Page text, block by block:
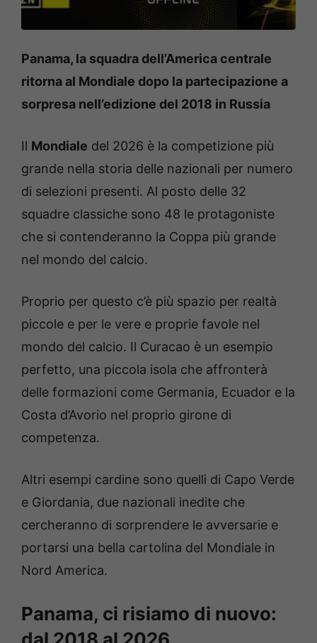
Panama, la squadra dell’America centrale
ritorna al Mondiale dopo la partecipazione a
sorpresa nell’edizione del 2018 in Russia
Il Mondiale del 2026 è la competizione più
grande nella storia delle nazionali per numero
di selezioni presenti. Al posto delle 32
squadre classiche sono 48 le protagoniste
che si contenderanno la Coppa più grande
nel mondo del calcio.
Proprio per questo c’è più spazio per realtà
piccole e per le vere e proprie favole nel
mondo del calcio. Il Curacao è un esempio
perfetto, una piccola isola che affronterà
delle formazioni come Germania, Ecuador e la
Costa d’Avorio nel proprio girone di
competenza.
Altri esempi cardine sono quelli di Capo Verde
e Giordania, due nazionali inedite che
cercheranno di sorprendere le avversarie e
portarsi una bella cartolina del Mondiale in
Nord America.
Panama, ci risiamo di nuovo: